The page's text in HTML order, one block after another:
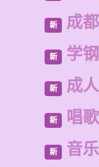
新 成
新 学
新 成
新 唱
新 音